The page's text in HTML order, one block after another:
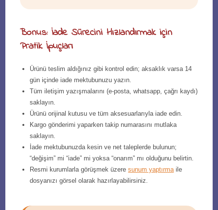
Bonus: İade Sürecini Hızlandırmak için
Pratik İpuçları
Ürünü teslim aldığınız gibi kontrol edin; aksaklık varsa 14
gün içinde iade mektubunuzu yazın.
Tüm iletişim yazışmalarını (e-posta, whatsapp, çağrı kaydı)
saklayın.
Ürünü orijinal kutusu ve tüm aksesuarlarıyla iade edin.
Kargo gönderimi yaparken takip numarasını mutlaka
saklayın.
İade mektubunuzda kesin ve net taleplerde bulunun;
“değişim” mi “iade” mi yoksa “onarım” mı olduğunu belirtin.
Resmi kurumlarla görüşmek üzeresunum yaptırma ile
dosyanızı görsel olarak hazırlayabilirsiniz.